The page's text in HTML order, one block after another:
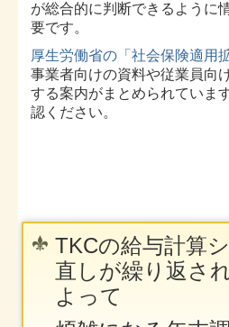
が総合的に判断できるように
要です。
厚生労働省の「社会保険適用
事業者向けの資料や従業員向
する案内がまとめられていま
認ください。
TKCの給与計算
直しが繰り返さ
よって